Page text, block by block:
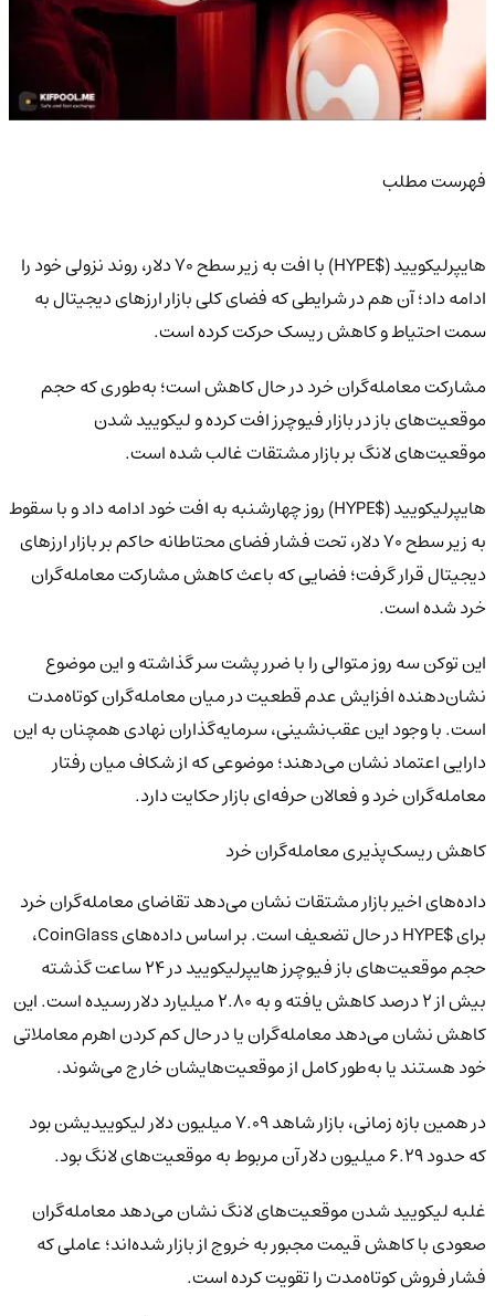
فهرست مطلب
هایپرلیکویید ($HYPE) با افت به زیر سطح 70 دلار، روند نزولی خود را
ادامه داد؛ آن هم در شرایطی که فضای کلی بازار ارزهای دیجیتال به
سمت احتیاط و کاهش ریسک حرکت کرده است.
مشارکت معامله‌گران خرد در حال کاهش است؛ به‌طوری که حجم
موقعیت‌های باز در بازار فیوچرز افت کرده و لیکویید شدن
موقعیت‌های لانگ بر بازار مشتقات غالب شده است.
هایپرلیکویید ($HYPE) روز چهارشنبه به افت خود ادامه داد و با سقوط
به زیر سطح 70 دلار، تحت فشار فضای محتاطانه حاکم بر بازار ارزهای
دیجیتال قرار گرفت؛ فضایی که باعث کاهش مشارکت معامله‌گران
خرد شده است.
این توکن سه روز متوالی را با ضرر پشت سر گذاشته و این موضوع
نشان‌دهنده افزایش عدم قطعیت در میان معامله‌گران کوتاه‌مدت
است. با وجود این عقب‌نشینی، سرمایه‌گذاران نهادی همچنان به این
دارایی اعتماد نشان می‌دهند؛ موضوعی که از شکاف میان رفتار
معامله‌گران خرد و فعالان حرفه‌ای بازار حکایت دارد.
کاهش ریسک‌پذیری معامله‌گران خرد
داده‌های اخیر بازار مشتقات نشان می‌دهد تقاضای معامله‌گران خرد
برای $HYPE در حال تضعیف است. بر اساس داده‌های CoinGlass،
حجم موقعیت‌های باز فیوچرز هایپرلیکویید در 24 ساعت گذشته
بیش از 2 درصد کاهش یافته و به 2.80 میلیارد دلار رسیده است. این
کاهش نشان می‌دهد معامله‌گران یا در حال کم کردن اهرم معاملاتی
خود هستند یا به‌طور کامل از موقعیت‌هایشان خارج می‌شوند.
در همین بازه زمانی، بازار شاهد 7.09 میلیون دلار لیکوییدیشن بود
که حدود 6.29 میلیون دلار آن مربوط به موقعیت‌های لانگ بود.
غلبه لیکویید شدن موقعیت‌های لانگ نشان می‌دهد معامله‌گران
صعودی با کاهش قیمت مجبور به خروج از بازار شده‌اند؛ عاملی که
فشار فروش کوتاه‌مدت را تقویت کرده است.